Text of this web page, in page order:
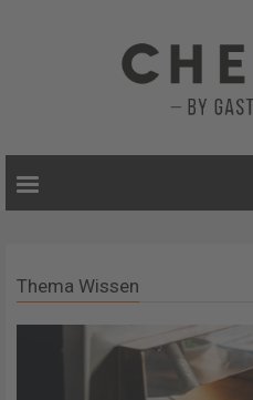
Thema Wissen